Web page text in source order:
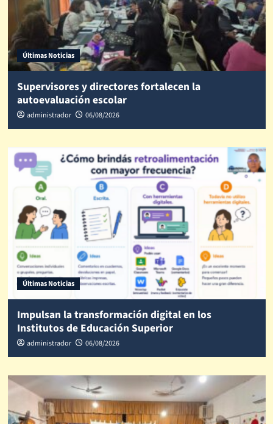
Últimas Noticias
Supervisores y directores fortalecen la
autoevaluación escolar
administrador 06/08/2026
Últimas Noticias
Impulsan la transformación digital en los
Institutos de Educación Superior
administrador 06/08/2026